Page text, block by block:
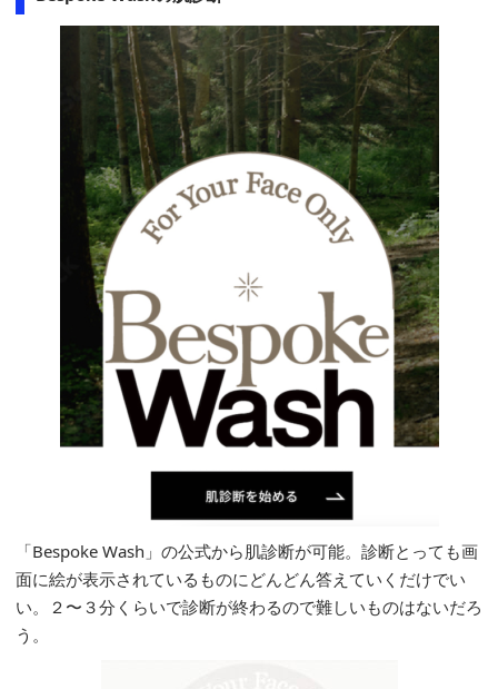
「Bespoke Wash」の公式から肌診断が可能。診断とっても画
面に絵が表示されているものにどんどん答えていくだけでい
い。２〜３分くらいで診断が終わるので難しいものはないだろ
う。